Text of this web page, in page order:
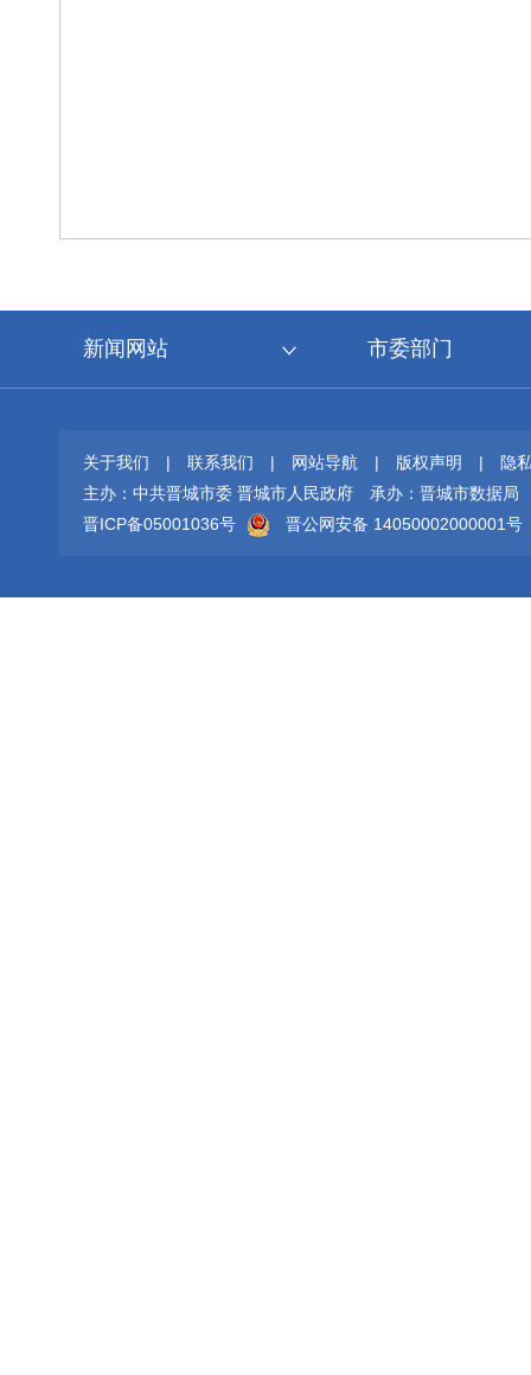
新闻网站 市委部门
关于我们 | 联系我们 | 网站导航 | 版权声明 |
隐
主办：中共晋城市委 晋城市人民政府
承办：晋城市数据局
晋ICP备05001036号
晋公网安备 14050002000001号